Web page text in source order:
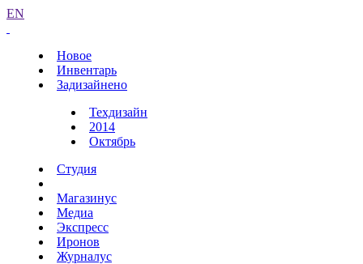
EN
Новое
Инвентарь
Задизайнено
Техдизайн
2014
Октябрь
Студия
Магазинус
Медиа
Экспресс
Иронов
Журналус